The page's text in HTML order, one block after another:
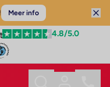
Meer info
4.8/5.0